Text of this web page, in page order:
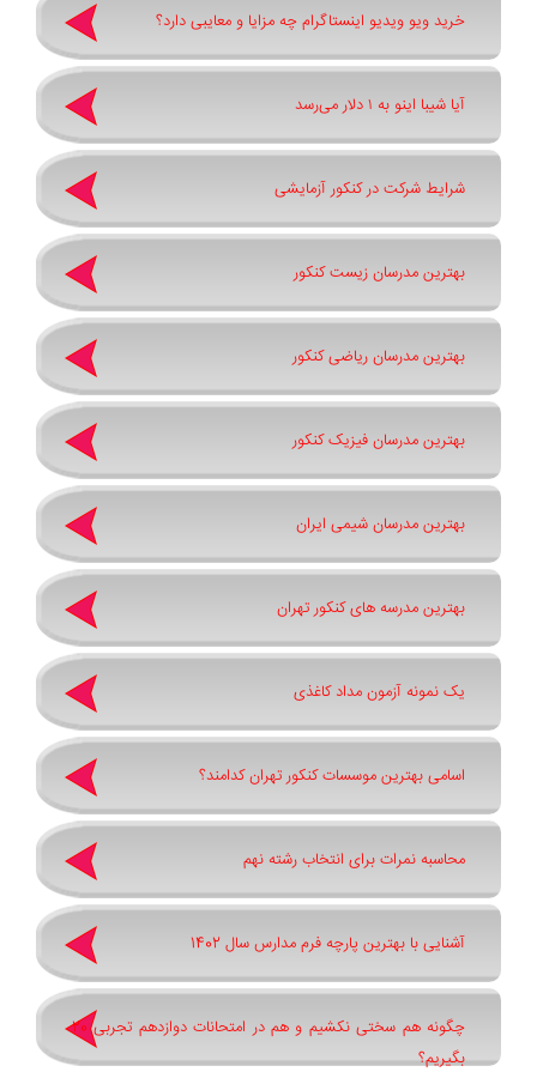
خرید ویو ویدیو اینستاگرام چه مزایا و معایبی دارد؟
آیا شیبا اینو به ۱ دلار می‌رسد
شرایط شرکت در کنکور آزمایشی
بهترین مدرسان زیست کنکور
بهترین مدرسان ریاضی کنکور
بهترین مدرسان فیزیک کنکور
بهترین مدرسان شیمی ایران
بهترین مدرسه های کنکور تهران
یک نمونه آزمون مداد کاغذی
اسامی بهترین موسسات کنکور تهران کدامند؟
محاسبه نمرات برای انتخاب رشته نهم
آشنایی با بهترین پارچه فرم مدارس سال 1402
چگونه هم سختی نکشیم و هم در امتحانات دوازدهم تجربی 20
بگیریم؟